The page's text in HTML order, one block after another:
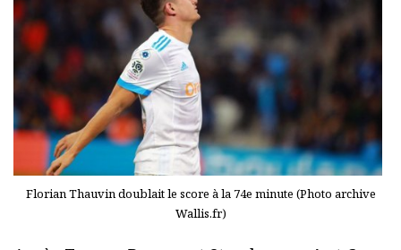
Florian Thauvin doublait le score à la 74e minute (Photo archive
Wallis.fr)